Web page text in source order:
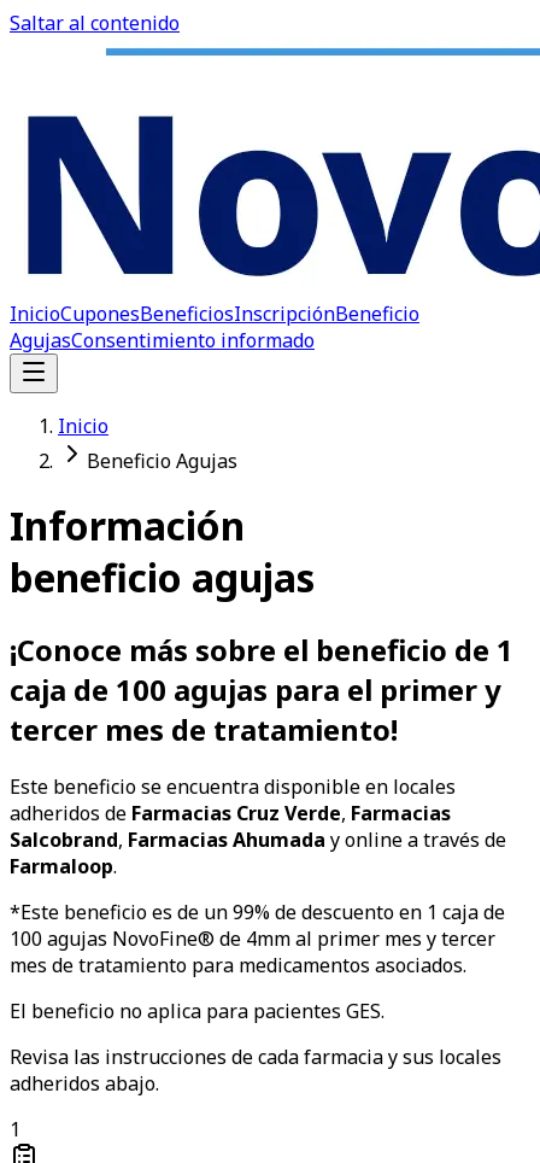
Saltar al contenido
InicioCuponesBeneficiosInscripciónBeneficio
AgujasConsentimiento informado
Inicio
Beneficio Agujas
Información
beneficio agujas
¡Conoce más sobre el beneficio de 1
caja de 100 agujas para el primer y
tercer mes de tratamiento!
Este beneficio se encuentra disponible en locales
adheridos de Farmacias Cruz Verde, Farmacias
Salcobrand, Farmacias Ahumada y online a través de
Farmaloop.
*Este beneficio es de un 99% de descuento en 1 caja de
100 agujas NovoFine® de 4mm al primer mes y tercer
mes de tratamiento para medicamentos asociados.
El beneficio no aplica para pacientes GES.
Revisa las instrucciones de cada farmacia y sus locales
adheridos abajo.
1